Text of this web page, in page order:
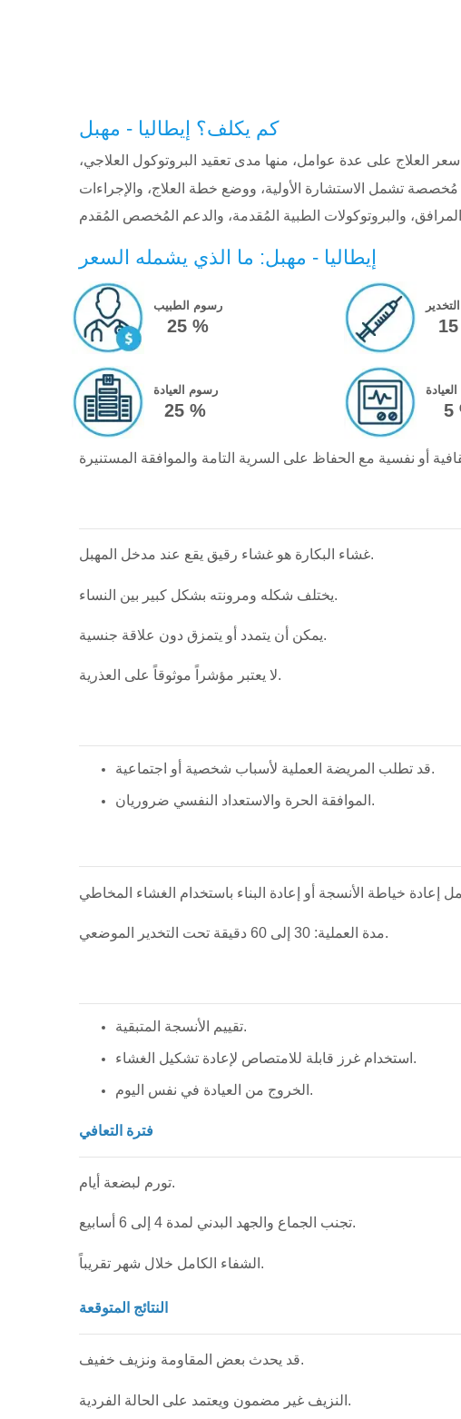
كم يكلف؟ إيطاليا - مهبل
سعر العلاج على عدة عوامل، منها مدى تعقيد البروتوكول العلاجي،
تشمل الاستشارة الأولية، ووضع خطة العلاج، والإجراءات
إيطاليا - مهبل: ما الذي يشمله السعر
رسوم الطبيب
25 %
رسوم العيادة
25 % 5
غشاء البكارة هو غشاء رقيق يقع عند مدخل المهبل.
يختلف شكله ومرونته بشكل كبير بين النساء.
يمكن أن يتمدد أو يتمزق دون علاقة جنسية.
لا يعتبر مؤشراً موثوقاً على العذرية.
قد تطلب المريضة العملية لأسباب شخصية أو اجتماعية.
الموافقة الحرة والاستعداد النفسي ضروريان.
مدة العملية: 30 إلى 60 دقيقة تحت التخدير الموضعي.
تقييم الأنسجة المتبقية.
استخدام غرز قابلة للامتصاص لإعادة تشكيل الغشاء.
الخروج من العيادة في نفس اليوم.
فترة التعافي
تورم لبضعة أيام.
تجنب الجماع والجهد البدني لمدة 4 إلى 6 أسابيع.
الشفاء الكامل خلال شهر تقريباً.
النتائج المتوقعة
قد يحدث بعض المقاومة ونزيف خفيف.
النزيف غير مضمون ويعتمد على الحالة الفردية.